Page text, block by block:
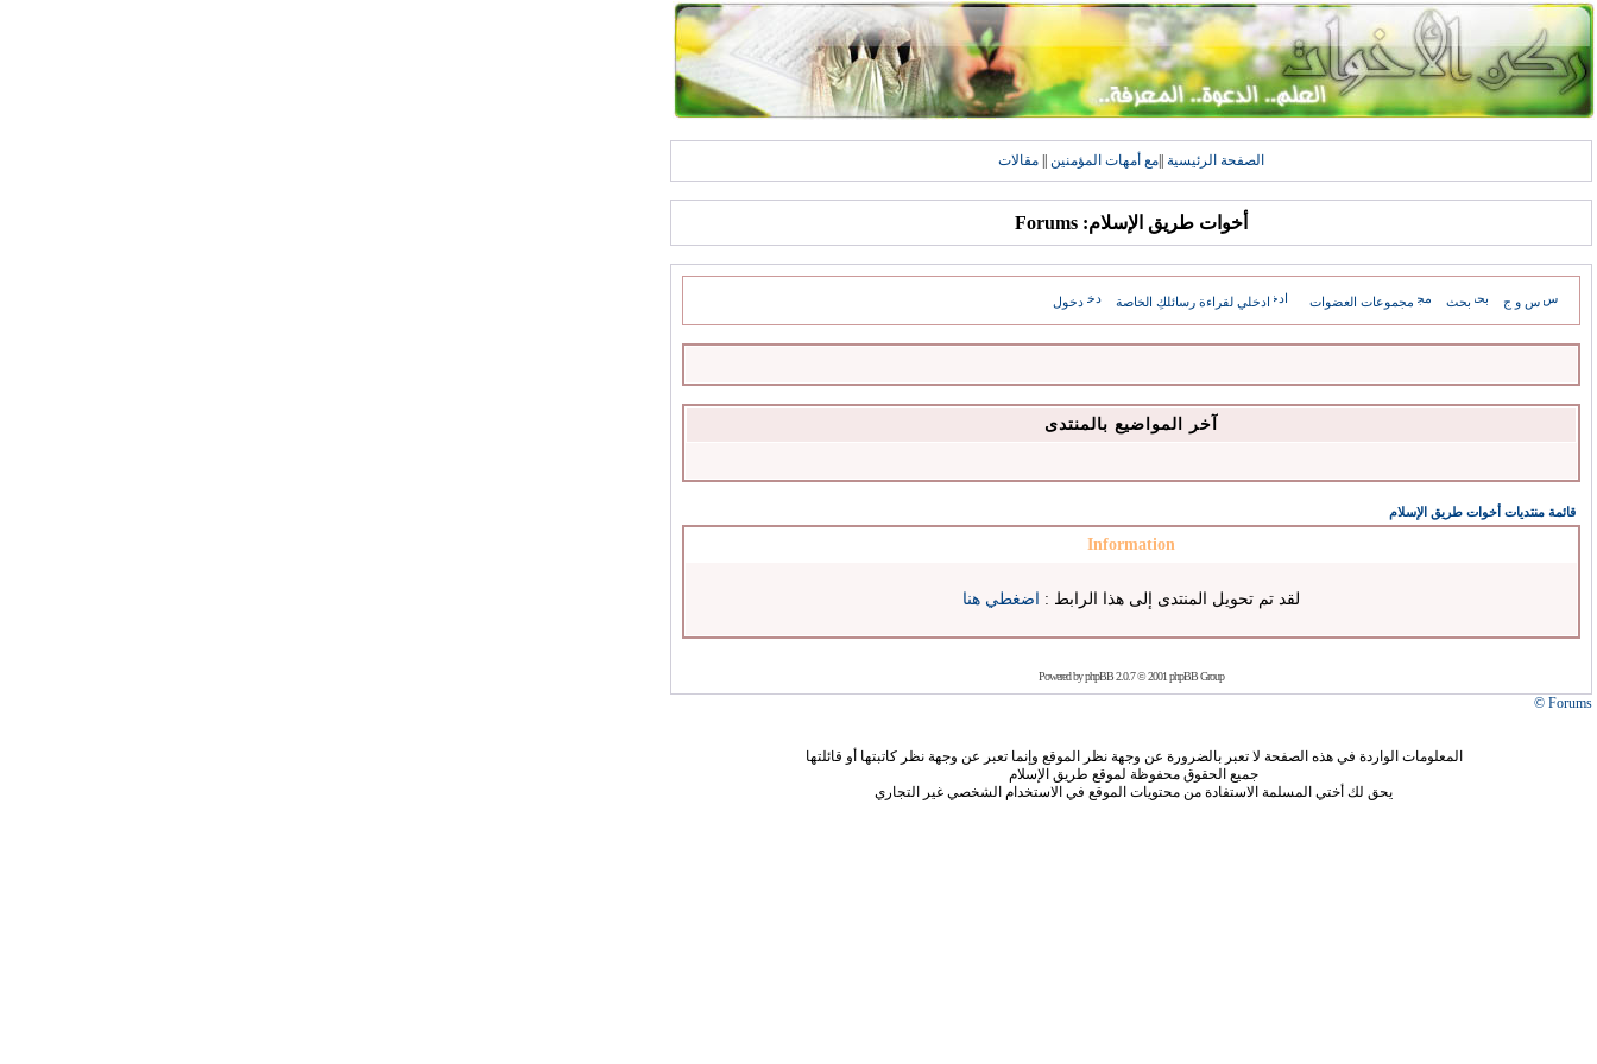
الصفحة الرئيسية مع أمهات المؤمنين مقالات
أخوات طريق الإسلام: Forums
س و ج بحث مجموعات العضوات ادخلي لقراءة رسائلكِ الخاصة دخول
آخر المواضيع بالمنتدى
قائمة منتديات أخوات طريق الإسلام
Information
لقد تم تحويل المنتدى إلى هذا الرابط : اضغطي هنا
Powered byphpBB2.0.7 © 2001 phpBB Group
Forums ©
المعلومات الواردة في هذه الصفحة لا تعبر بالضرورة عن وجهة نظر الموقع وإنما تعبر عن وجهة نظر كاتبتها أو قائلتها
جميع الحقوق محفوظة لموقع طريق الإسلام
يحق لك أختي المسلمة الاستفادة من محتويات الموقع في الاستخدام الشخصي غير التجاري